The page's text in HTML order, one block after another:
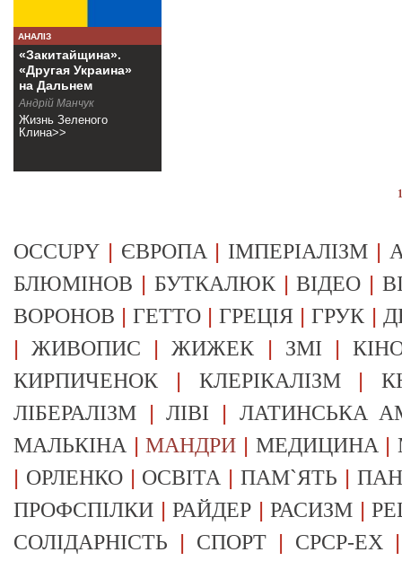
АНАЛІЗ
«Закитайщина».
«Другая Украина»
на Дальнем
Востоке
Андрій Манчук
Жизнь Зеленого
Клина>>
1
OCCUPY | ЄВРОПА | ІМПЕРІАЛІЗМ |
БЛЮМІНОВ | БУТКАЛЮК|ВІДЕО |
ВОРОНОВ |ГЕТТО |ГРЕЦІЯ |ГРУК |
|ЖИВОПИС |ЖИЖЕК | ЗМІ |
КИРПИЧЕНОК | КЛЕРІКАЛІЗМ|
ЛІБЕРАЛІЗМ |ЛІВІ | ЛАТИНСЬКА
МАЛЬКІНА |МАНДРИ | МЕДИЦИНА |
| ОРЛЕНКО| ОСВІТА |ПАМ`ЯТЬ |
ПРОФСПІЛКИ |РАЙДЕР |РАСИЗМ |
СОЛІДАРНІСТЬ | СПОРТ | СРСР-EX